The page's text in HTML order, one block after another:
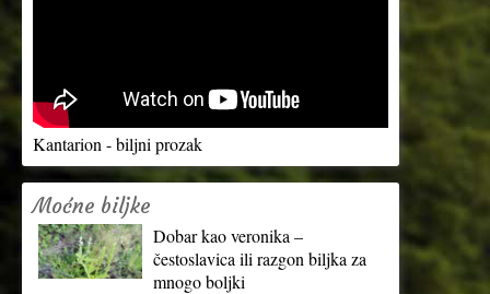
Kantarion - biljni prozak
Moćne biljke
Dobar kao veronika –
čestoslavica ili razgon biljka za
mnogo boljki